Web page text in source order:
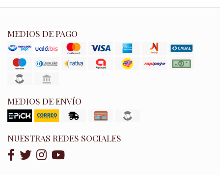
MEDIOS DE PAGO
MEDIOS DE ENVÍO
NUESTRAS REDES SOCIALES